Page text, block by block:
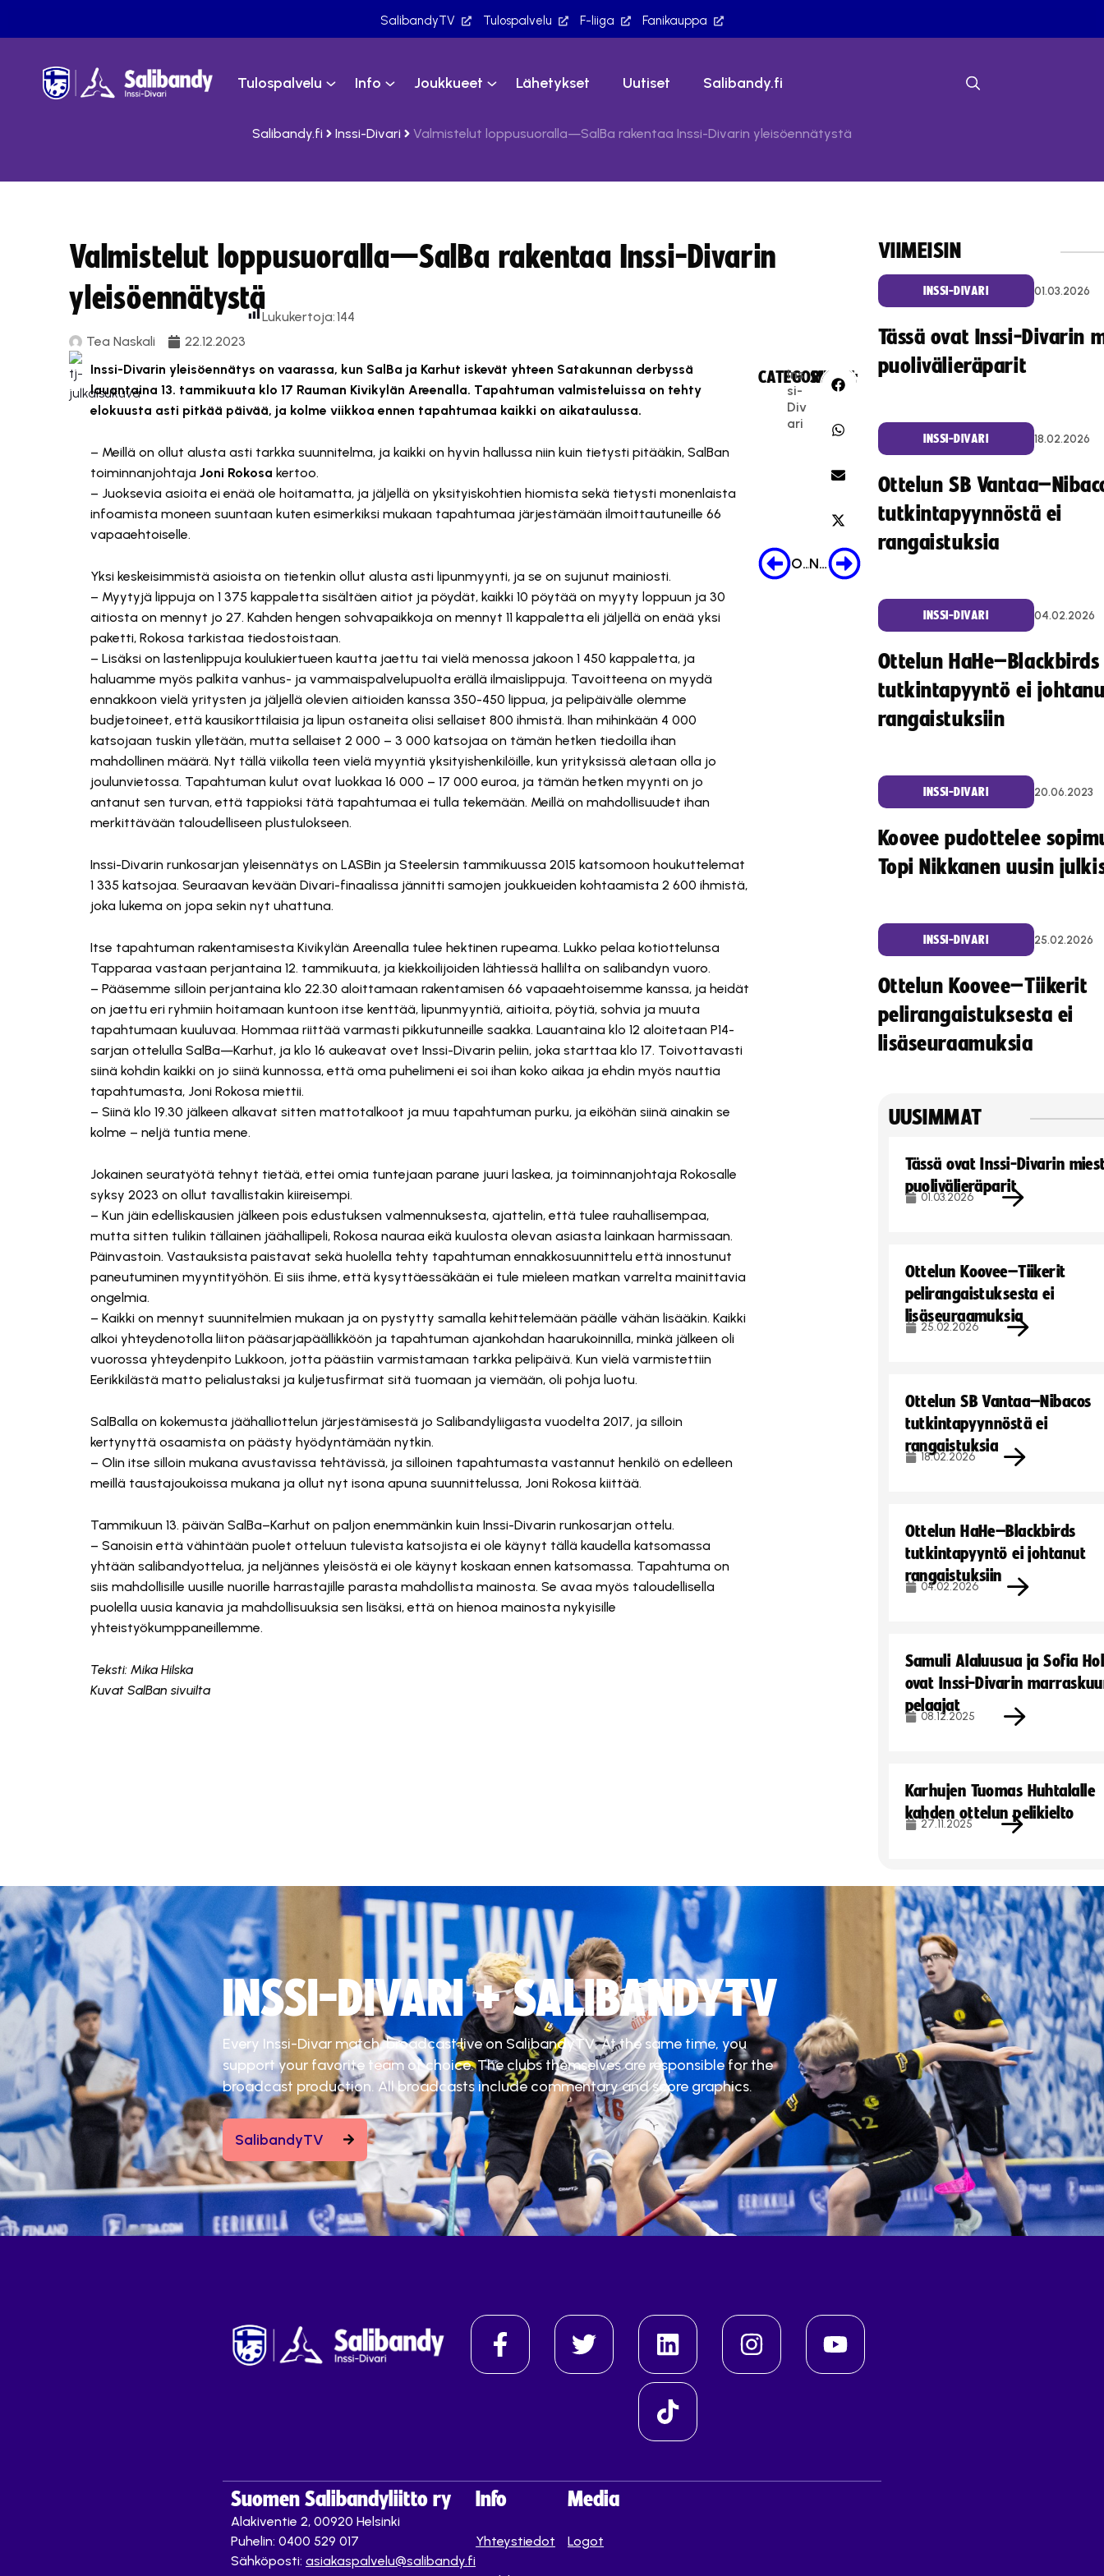
SalibandyTV Tulospalvelu F-liiga Fanikauppa
Tulospalvelu Info Joukkueet Lähetykset Uutiset Salibandy.fi
Salibandy.fi Inssi-Divari Valmistelut loppusuoralla—SalBa rakentaa Inssi-Divarin yleisöennätystä
Valmistelut loppusuoralla—SalBa rakentaa Inssi-Divarin
yleisöennätystä
Tea Naskali 22.12.2023
Lukukertoja:144
Inssi-Divarin yleisöennätys on vaarassa, kun SalBa ja Karhut iskevät yhteen Satakunnan derbyssä
lauantaina 13. tammikuuta klo 17 Rauman Kivikylän Areenalla. Tapahtuman valmisteluissa on tehty
elokuusta asti pitkää päivää, ja kolme viikkoa ennen tapahtumaa kaikki on aikataulussa.
– Meillä on ollut alusta asti tarkka suunnitelma, ja kaikki on hyvin hallussa niin kuin tietysti pitääkin, SalBan
toiminnanjohtaja Joni Rokosa kertoo.
– Juoksevia asioita ei enää ole hoitamatta, ja jäljellä on yksityiskohtien hiomista sekä tietysti monenlaista
infoamista moneen suuntaan kuten esimerkiksi mukaan tapahtumaa järjestämään ilmoittautuneille 66
vapaaehtoiselle.
Yksi keskeisimmistä asioista on tietenkin ollut alusta asti lipunmyynti, ja se on sujunut mainiosti.
– Myytyjä lippuja on 1 375 kappaletta sisältäen aitiot ja pöydät, kaikki 10 pöytää on myyty loppuun ja 30
aitiosta on mennyt jo 27. Kahden hengen sohvapaikkoja on mennyt 11 kappaletta eli jäljellä on enää yksi
paketti, Rokosa tarkistaa tiedostoistaan.
– Lisäksi on lastenlippuja koulukiertueen kautta jaettu tai vielä menossa jakoon 1 450 kappaletta, ja
haluamme myös palkita vanhus- ja vammaispalvelupuolta erällä ilmaislippuja. Tavoitteena on myydä
ennakkoon vielä yritysten ja jäljellä olevien aitioiden kanssa 350-450 lippua, ja pelipäivälle olemme
budjetoineet, että kausikorttilaisia ja lipun ostaneita olisi sellaiset 800 ihmistä. Ihan mihinkään 4 000
katsojaan tuskin ylletään, mutta sellaiset 2 000 – 3 000 katsojaa on tämän hetken tiedoilla ihan
mahdollinen määrä. Nyt tällä viikolla teen vielä myyntiä yksityishenkilöille, kun yrityksissä aletaan olla jo
joulunvietossa. Tapahtuman kulut ovat luokkaa 16 000 – 17 000 euroa, ja tämän hetken myynti on jo
antanut sen turvan, että tappioksi tätä tapahtumaa ei tulla tekemään. Meillä on mahdollisuudet ihan
merkittävään taloudelliseen plustulokseen.
Inssi-Divarin runkosarjan yleisennätys on LASBin ja Steelersin tammikuussa 2015 katsomoon houkuttelemat
1 335 katsojaa. Seuraavan kevään Divari-finaalissa jännitti samojen joukkueiden kohtaamista 2 600 ihmistä,
joka lukema on jopa sekin nyt uhattuna.
Itse tapahtuman rakentamisesta Kivikylän Areenalla tulee hektinen rupeama. Lukko pelaa kotiottelunsa
Tapparaa vastaan perjantaina 12. tammikuuta, ja kiekkoilijoiden lähtiessä hallilta on salibandyn vuoro.
– Pääsemme silloin perjantaina klo 22.30 aloittamaan rakentamisen 66 vapaaehtoisemme kanssa, ja heidät
on jaettu eri ryhmiin hoitamaan kuntoon itse kenttää, lipunmyyntiä, aitioita, pöytiä, sohvia ja muuta
tapahtumaan kuuluvaa. Hommaa riittää varmasti pikkutunneille saakka. Lauantaina klo 12 aloitetaan P14-
sarjan ottelulla SalBa—Karhut, ja klo 16 aukeavat ovet Inssi-Divarin peliin, joka starttaa klo 17. Toivottavasti
siinä kohdin kaikki on jo siinä kunnossa, että oma puhelimeni ei soi ihan koko aikaa ja ehdin myös nauttia
tapahtumasta, Joni Rokosa miettii.
– Siinä klo 19.30 jälkeen alkavat sitten mattotalkoot ja muu tapahtuman purku, ja eiköhän siinä ainakin se
kolme – neljä tuntia mene.
Jokainen seuratyötä tehnyt tietää, ettei omia tuntejaan parane juuri laskea, ja toiminnanjohtaja Rokosalle
syksy 2023 on ollut tavallistakin kiireisempi.
– Kun jäin edelliskausien jälkeen pois edustuksen valmennuksesta, ajattelin, että tulee rauhallisempaa,
mutta sitten tulikin tällainen jäähallipeli, Rokosa nauraa eikä kuulosta olevan asiasta lainkaan harmissaan.
Päinvastoin. Vastauksista paistavat sekä huolella tehty tapahtuman ennakkosuunnittelu että innostunut
paneutuminen myyntityöhön. Ei siis ihme, että kysyttäessäkään ei tule mieleen matkan varrelta mainittavia
ongelmia.
– Kaikki on mennyt suunnitelmien mukaan ja on pystytty samalla kehittelemään päälle vähän lisääkin. Kaikki
alkoi yhteydenotolla liiton pääsarjapäällikköön ja tapahtuman ajankohdan haarukoinnilla, minkä jälkeen oli
vuorossa yhteydenpito Lukkoon, jotta päästiin varmistamaan tarkka pelipäivä. Kun vielä varmistettiin
Eerikkilästä matto pelialustaksi ja kuljetusfirmat sitä tuomaan ja viemään, oli pohja luotu.
SalBalla on kokemusta jäähalliottelun järjestämisestä jo Salibandyliigasta vuodelta 2017, ja silloin
kertynyttä osaamista on päästy hyödyntämään nytkin.
– Olin itse silloin mukana avustavissa tehtävissä, ja silloinen tapahtumasta vastannut henkilö on edelleen
meillä taustajoukoissa mukana ja ollut nyt isona apuna suunnittelussa, Joni Rokosa kiittää.
Tammikuun 13. päivän SalBa–Karhut on paljon enemmänkin kuin Inssi-Divarin runkosarjan ottelu.
– Sanoisin että vähintään puolet otteluun tulevista katsojista ei ole käynyt tällä kaudella katsomassa
yhtään salibandyottelua, ja neljännes yleisöstä ei ole käynyt koskaan ennen katsomassa. Tapahtuma on
siis mahdollisille uusille nuorille harrastajille parasta mahdollista mainosta. Se avaa myös taloudellisella
puolella uusia kanavia ja mahdollisuuksia sen lisäksi, että on hienoa mainosta nykyisille
yhteistyökumppaneillemme.
Teksti: Mika Hilska
Kuvat SalBan sivuilta
CATEGORIES:
Ins
si-
Div
ari
SHARE:
Older Post Newer Post
VIIMEISIN
INSSI-DIVARI 01.03.2026
Tässä ovat Inssi-Divarin
puolivälieräparit
INSSI-DIVARI 18.02.2026
Ottelun SB
tutkintapyynnöstä ei
rangaistuksia
INSSI-DIVARI 04.02.2026
Ottelun HaHe–Blackbirds
tutkintapyyntö ei
rangaistuksiin
INSSI-DIVARI 20.06.2023
Koovee pudottelee
Topi Nikkanen uusin
INSSI-DIVARI 25.02.2026
Ottelun Koovee–Tiikerit
pelirangaistuksesta ei
lisäseuraamuksia
UUSIMMAT
Tässä ovat Inssi-Divarin
puolivälieräparit
01.03.2026
Ottelun Koovee–Tiikerit
pelirangaistuksesta ei
lisäseuraamuksia
25.02.2026
Ottelun SB Vantaa–Nibacos
tutkintapyynnöstä ei
rangaistuksia
18.02.2026
Ottelun HaHe–Blackbirds
tutkintapyyntö ei johtanut
rangaistuksiin
04.02.2026
Samuli Alaluusua ja Sofia
ovat Inssi-Divarin
pelaajat
08.12.2025
Karhujen Tuomas Huhtalalle
kahden ottelun pelikielto
27.11.2025
INSSI-DIVARI + SALIBANDYTV
Every Inssi-Divar match, broadcast live on SalibandyTV. At the same time, you
support your favorite team of choice. The clubs themselves are responsible for the
broadcast production. All broadcasts include commentary and score graphics.
SalibandyTV
Suomen Salibandyliitto ry
Alakiventie 2, 00920 Helsinki
Puhelin: 0400 529 017
Sähköposti: asiakaspalvelu@salibandy.fi
Info
Yhteystiedot
Media
Logot